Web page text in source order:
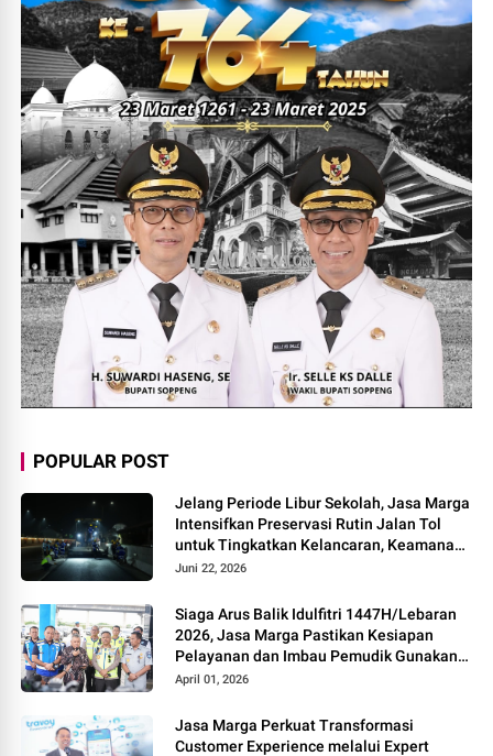
POPULAR POST
Jelang Periode Libur Sekolah, Jasa Marga
Intensifkan Preservasi Rutin Jalan Tol
untuk Tingkatkan Kelancaran, Keamanan
dan Kenyamanan Perjalanan
Juni 22, 2026
Siaga Arus Balik Idulfitri 1447H/Lebaran
2026, Jasa Marga Pastikan Kesiapan
Pelayanan dan Imbau Pemudik Gunakan
Rest Area Alternatif
April 01, 2026
Jasa Marga Perkuat Transformasi
Customer Experience melalui Expert